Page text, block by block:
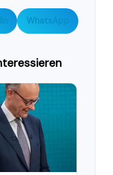
WhatsApp